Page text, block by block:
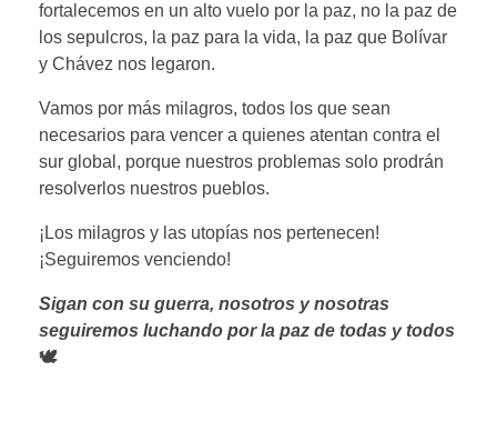
fortalecemos en un alto vuelo por la paz, no la paz de
los sepulcros, la paz para la vida, la paz que Bolívar
y Chávez nos legaron.
Vamos por más milagros, todos los que sean
necesarios para vencer a quienes atentan contra el
sur global, porque nuestros problemas solo prodrán
resolverlos nuestros pueblos.
¡Los milagros y las utopías nos pertenecen!
¡Seguiremos venciendo!
Sigan con su guerra, nosotros y nosotras
seguiremos luchando por la paz de todas y todos
🕊️